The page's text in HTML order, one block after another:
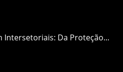
Intersetoriais: Da Proteção...